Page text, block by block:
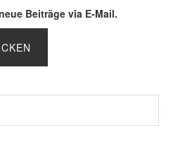
Beiträge via E-Mail.